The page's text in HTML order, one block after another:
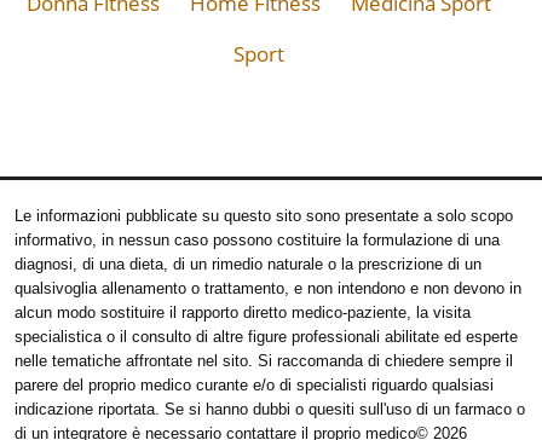
Sport
Le informazioni pubblicate su questo sito sono presentate a solo scopo
informativo, in nessun caso possono costituire la formulazione di una
diagnosi, di una dieta, di un rimedio naturale o la prescrizione di un
qualsivoglia allenamento o trattamento, e non intendono e non devono in
alcun modo sostituire il rapporto diretto medico-paziente, la visita
specialistica o il consulto di altre figure professionali abilitate ed esperte
nelle tematiche affrontate nel sito. Si raccomanda di chiedere sempre il
parere del proprio medico curante e/o di specialisti riguardo qualsiasi
indicazione riportata. Se si hanno dubbi o quesiti sull'uso di un farmaco o
di un integratore è necessario contattare il proprio medico© 2026